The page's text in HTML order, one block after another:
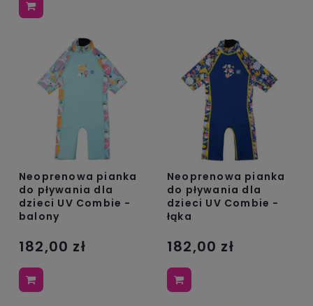
Neoprenowa pianka
do pływania dla
dzieci UV Combie -
balony
182,00 zł
Neoprenowa pianka
do pływania dla
dzieci UV Combie -
łąka
182,00 zł